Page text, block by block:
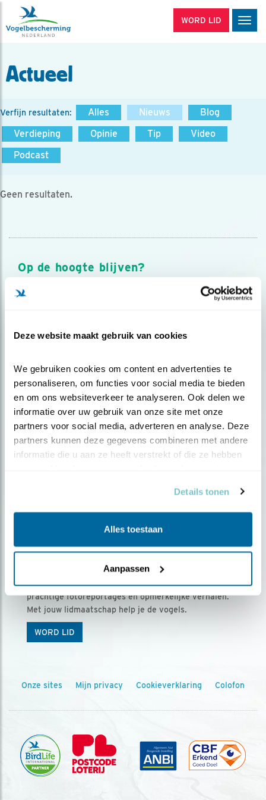
Deze website maakt gebruik van cookies
We gebruiken cookies om content en advertenties te
personaliseren, om functies voor social media te bieden
en om ons websiteverkeer te analyseren. Ook delen we
informatie over uw gebruik van onze site met onze
partners voor social media, adverteren en analyse. Deze
partners kunnen deze gegevens combineren met andere
informatie die u aan ze heeft verstrekt of die ze hebben
Details tonen
Alles toestaan
Aanpassen
WORD LID
Actueel
Verfijn resultaten: Alles Nieuws
Blog
Verdieping
Opinie Tip
Video
Podcast
Geen resultaten.
Op de hoogte blijven?
Meld je aan en ontvang nieuws, inspiratie, acties en tips
over vogels en activiteiten van Vogelbescherming.
Ontvang 5 x Vogels voor € 36,00 per jaar
Vogels is het tijdschrift voor onze leden, met
prachtige fotoreportages en opmerkelijke verhalen.
Met jouw lidmaatschap help je de vogels.
WORD LID
Onze sites Mijn privacy Cookieverklaring Colofon